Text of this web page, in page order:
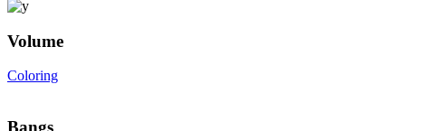
Volume
Coloring
Bangs